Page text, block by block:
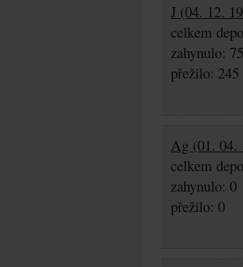
J (04. 12.
celkem
zahynulo:
přežilo: 245
Ag (01. 04.
celkem
zahynulo: 0
přežilo: 0